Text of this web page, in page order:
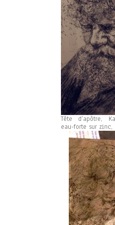
Tête d’apôtre,
eau-forte sur